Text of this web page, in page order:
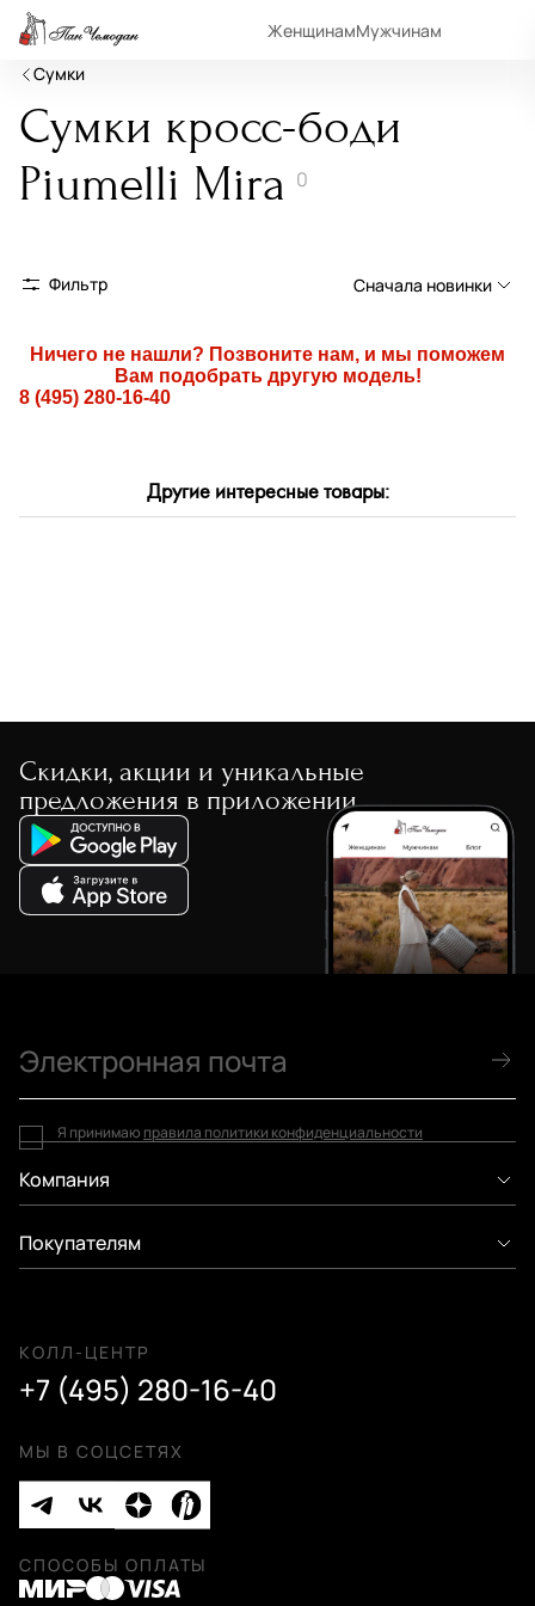
ЖенщинамМужчинам
Сумки
Сумки кросс-боди
Piumelli Mira 0
Фильтр Сначала новинки
Сначала новинки
Сначала популярные
По размеру скидки
Ничего не нашли? Позвоните нам, и мы поможем
Вам подобрать другую модель!
8 (495) 280-16-40
Другие интересные товары:
Скидки, акции и уникальные
предложения в приложении
Компания
Покупателям
КОЛЛ-ЦЕНТР
+7 (495) 280-16-40
МЫ В СОЦСЕТЯХ
Я принимаю правила политики конфиденциальности
СПОСОБЫ ОПЛАТЫ